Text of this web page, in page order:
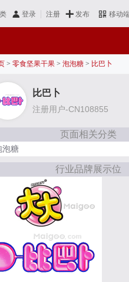
登录 注册 发布 移动
> 零食坚果干果 > 泡泡糖 > 比巴卜
比巴卜
注册用户-CN108855
页面相关分类
泡糖
行业品牌展示位